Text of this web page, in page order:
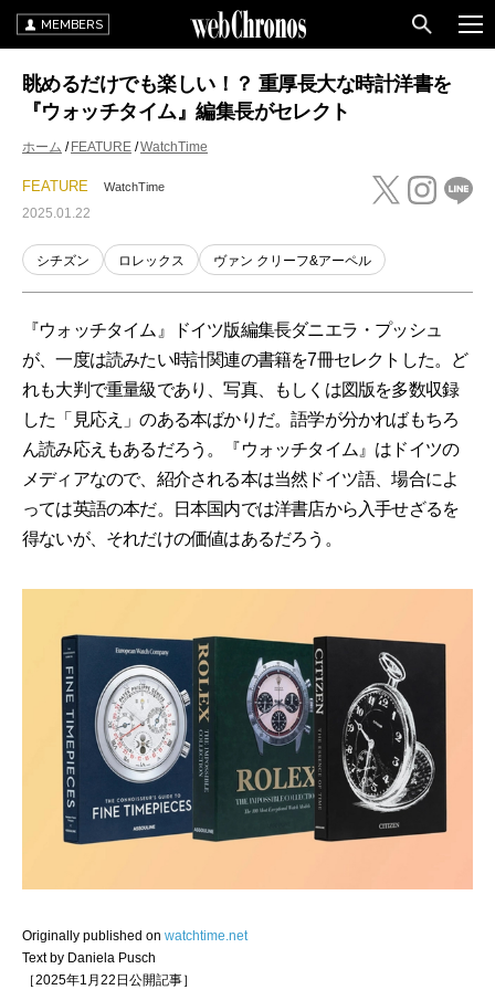
MEMBERS
眺めるだけでも楽しい！？ 重厚長大な時計洋書を
『ウォッチタイム』編集長がセレクト
ホーム FEATURE WatchTime
FEATURE WatchTime
2025.01.22
シチズン ロレックス ヴァン クリーフ&アーペル
『ウォッチタイム』ドイツ版編集長ダニエラ・プッシュ
が、一度は読みたい時計関連の書籍を7冊セレクトした。ど
れも大判で重量級であり、写真、もしくは図版を多数収録
した「見応え」のある本ばかりだ。語学が分かればもちろ
ん読み応えもあるだろう。『ウォッチタイム』はドイツの
メディアなので、紹介される本は当然ドイツ語、場合によ
っては英語の本だ。日本国内では洋書店から入手せざるを
得ないが、それだけの価値はあるだろう。
Originally published on watchtime.net
Text by Daniela Pusch
［2025年1月22日公開記事］